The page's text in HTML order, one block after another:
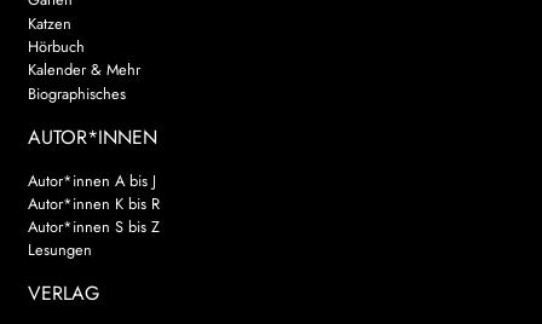
Katzen
Hörbuch
Kalender & Mehr
Biographisches
AUTOR*INNEN
Autor*innen A bis J
Autor*innen K bis R
Autor*innen S bis Z
Lesungen
VERLAG